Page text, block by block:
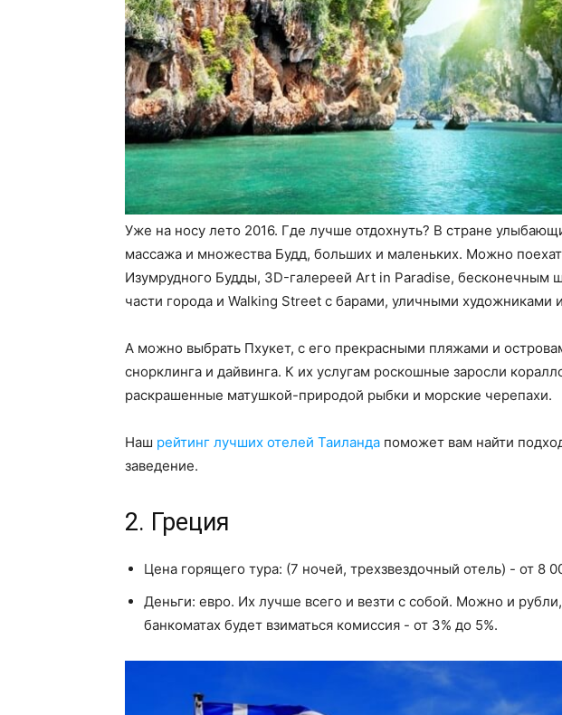
Уже на носу лето 2016. Где лучше отдохнуть? В стране
массажа и множества Будд, больших и маленьких. Можно
Изумрудного Будды, 3D-галереей Art in Paradise, бесконечным
части города и Walking Street с барами, уличными художниками
А можно выбрать Пхукет, с его прекрасными пляжами и
снорклинга и дайвинга. К их услугам роскошные заросли
раскрашенные матушкой-природой рыбки и морские черепахи.
Наш рейтинг лучших отелей Таиланда поможет вам найти
заведение.
2. Греция
Цена горящего тура: (7 ночей, трехзвездочный отель) - от 8
Деньги: евро. Их лучше всего и везти с собой. Можно и
банкоматах будет взиматься комиссия - от 3% до 5%.